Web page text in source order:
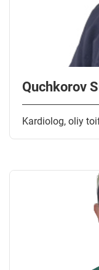
Quchkorov
Kardiolog, oliy